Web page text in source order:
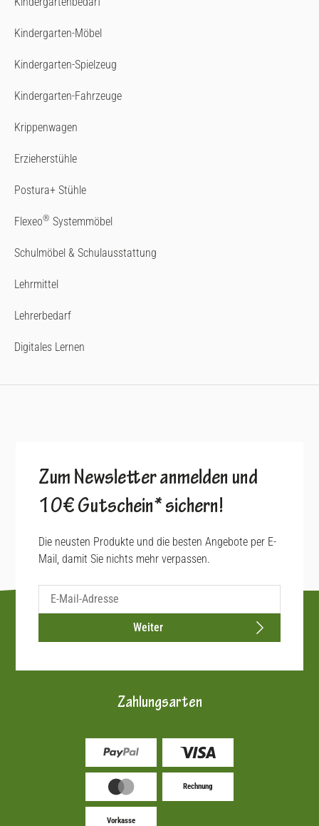
Kindergarten-Möbel
Kindergarten-Spielzeug
Kindergarten-Fahrzeuge
Krippenwagen
Erzieherstühle
Postura+ Stühle
Flexeo® Systemmöbel
Schulmöbel & Schulausstattung
Lehrmittel
Lehrerbedarf
Digitales Lernen
Zum Newsletter anmelden und
10€ Gutschein* sichern!
Die neusten Produkte und die besten Angebote per E-
Mail, damit Sie nichts mehr verpassen.
Weiter
Zahlungsarten
Rechnung
Vorkasse